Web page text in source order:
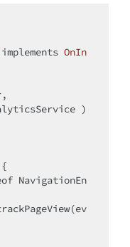
implements OnIn
)
NavigationEn